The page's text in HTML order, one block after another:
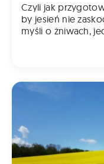
Czyli jak
by jesień nie
myśli o żniwach,
rzepak wymaga